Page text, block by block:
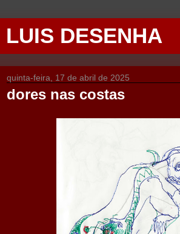
LUIS DESENHA
quinta-feira, 17 de abril de 2025
dores nas costas